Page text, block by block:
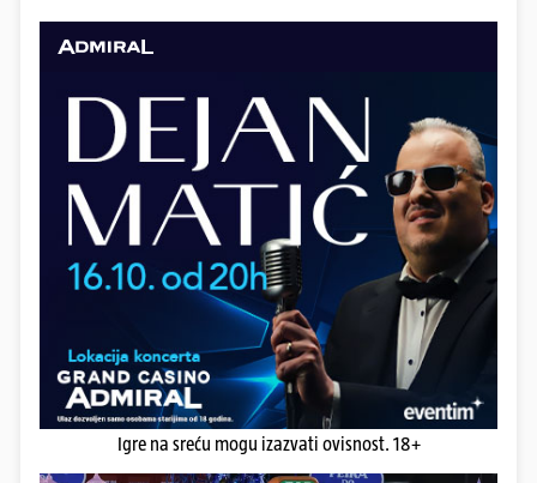
Igre na sreću mogu izazvati ovisnost. 18+